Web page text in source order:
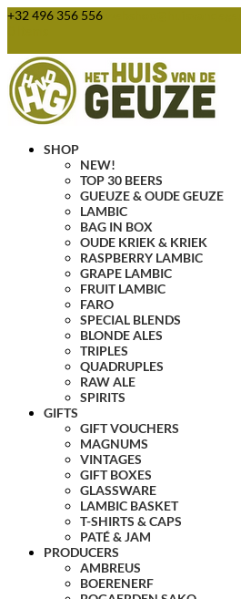
+32 496 356 556
SHOP
NEW!
TOP 30 BEERS
GUEUZE & OUDE GEUZE
LAMBIC
BAG IN BOX
OUDE KRIEK & KRIEK
RASPBERRY LAMBIC
GRAPE LAMBIC
FRUIT LAMBIC
FARO
SPECIAL BLENDS
BLONDE ALES
TRIPLES
QUADRUPLES
RAW ALE
SPIRITS
GIFTS
GIFT VOUCHERS
MAGNUMS
VINTAGES
GIFT BOXES
GLASSWARE
LAMBIC BASKET
T-SHIRTS & CAPS
PATÉ & JAM
PRODUCERS
AMBREUS
BOERENERF